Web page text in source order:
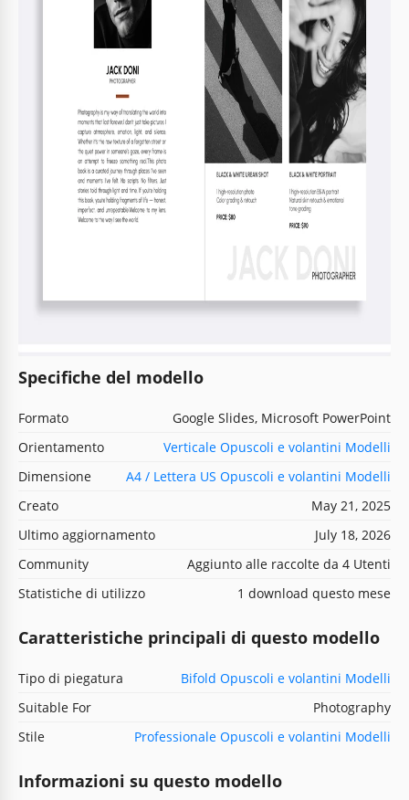
Specifiche del modello
Formato
Google Slides, Microsoft PowerPoint
Orientamento
Verticale Opuscoli e volantini Modelli
Dimensione
A4 / Lettera US Opuscoli e volantini Modelli
Creato
May 21, 2025
Ultimo aggiornamento
July 18, 2026
Community
Aggiunto alle raccolte da 4 Utenti
Statistiche di utilizzo
1 download questo mese
Caratteristiche principali di questo modello
Tipo di piegatura
Bifold Opuscoli e volantini Modelli
Suitable For
Photography
Stile
Professionale Opuscoli e volantini Modelli
Informazioni su questo modello